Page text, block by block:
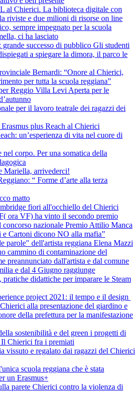
al Chierici. La biblioteca digitale con
riviste e due milioni di risorse on line
sempre impegnato per la scuola
ci ha lasciato
grande successo di pubblico Gli studenti
a spiegare la dimora, il parco le
Bernardi: “Onore al Chierici,
per tutta la scuola reggiana”
Reggio Villa Levi Aperta per le
per il lavoro teatrale dei ragazzi dei
plus Reach al Chierici
un’esperienza di vita nel cuore di
nel corpo. Per una somatica della
Mariella, arrivederci!
“ Forme d’arte alla terza
matto
fiori all'occhiello del Chierici
ora VF) ha vinto il secondo premio
concorso nazionale Premio Attilio Manca
e Cartoni dicono NO alla mafia”
parole" dell'artista reggiana Elena Mazzi
cammino di contaminazione del
preannunciato dall'artista e dal comune
e dal 4 Giugno raggiunge
pratiche didattiche per imparare le Steam
project 2021: il tempo e il design
alla presentazione del giardino e
della prefettura per la manifestazione
sostenibilità e del green i progetti di
Chierici fra i premiati
vissuto e regalato dai ragazzi del Chierici
scuola reggiana che è stata
un Erasmus+
parete Chierici contro la violenza di